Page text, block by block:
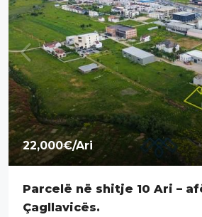
22,000€/Ari
Parcelë në shitje 10 Ari –
Çagllavicës.